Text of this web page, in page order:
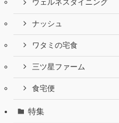
ウェルネスダイニング
ナッシュ
ワタミの宅食
三ツ星ファーム
食宅便
特集